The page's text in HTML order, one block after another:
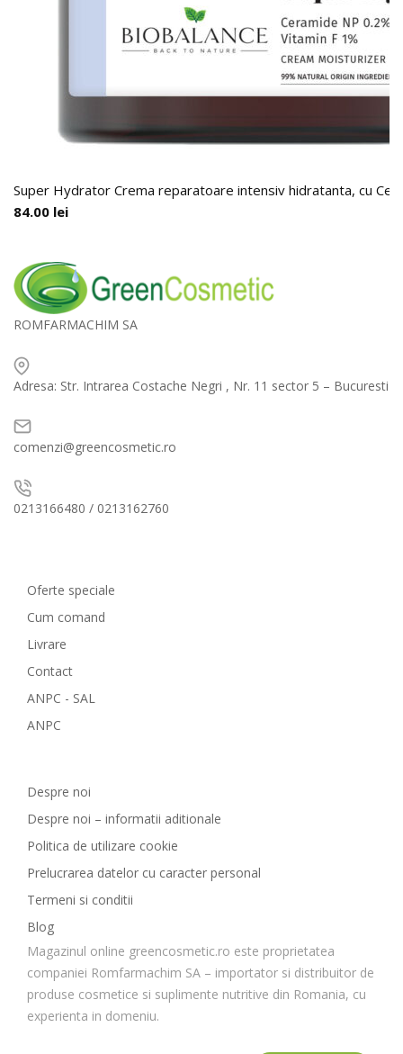
Super Hydrator Crema reparatoare intensiv hidratanta, cu
84.00 lei
ROMFARMACHIM SA
Adresa: Str. Intrarea Costache Negri , Nr. 11 sector 5 – Bucuresti
comenzi@greencosmetic.ro
0213166480 / 0213162760
Oferte speciale
Cum comand
Livrare
Contact
ANPC - SAL
ANPC
Despre noi
Despre noi – informatii aditionale
Politica de utilizare cookie
Prelucrarea datelor cu caracter personal
Termeni si conditii
Blog
Magazinul online greencosmetic.ro este proprietatea
companiei Romfarmachim SA – importator si distribuitor de
produse cosmetice si suplimente nutritive din Romania, cu
experienta in domeniu.